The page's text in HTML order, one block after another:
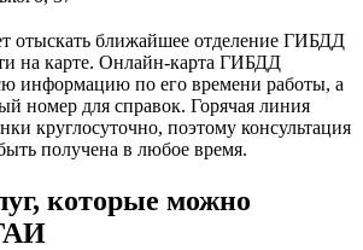
отыскать ближайшее отделение ГИБДД
на карте. Онлайн-карта ГИБДД
информацию по его времени работы, а
номер для справок. Горячая линия
круглосуточно, поэтому консультация
получена в любое время.
которые можно